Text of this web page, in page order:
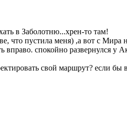
в Заболотню...хрен-то там!
пустила меня) ,а вот с Мира
спокойно развернулся у
свой маршрут? если бы